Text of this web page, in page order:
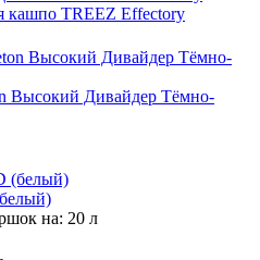
кашпо TREEZ Effectory
Высокий Дивайдер Тёмно-
на: 20 л